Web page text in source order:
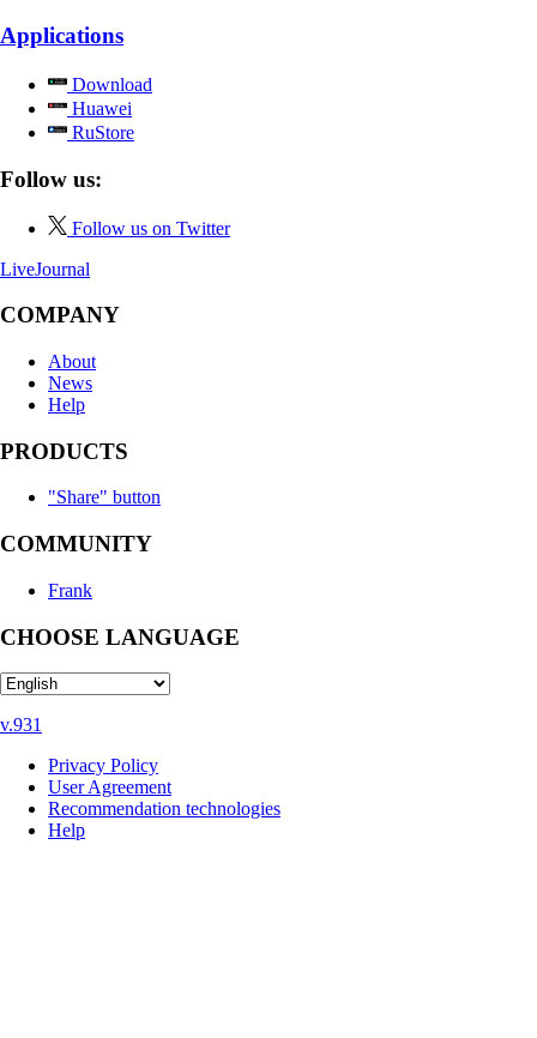
Applications
Download
Huawei
RuStore
Follow us:
Follow us on Twitter
LiveJournal
COMPANY
About
News
Help
PRODUCTS
"Share" button
COMMUNITY
Frank
CHOOSE LANGUAGE
v.931
Privacy Policy
User Agreement
Recommendation technologies
Help